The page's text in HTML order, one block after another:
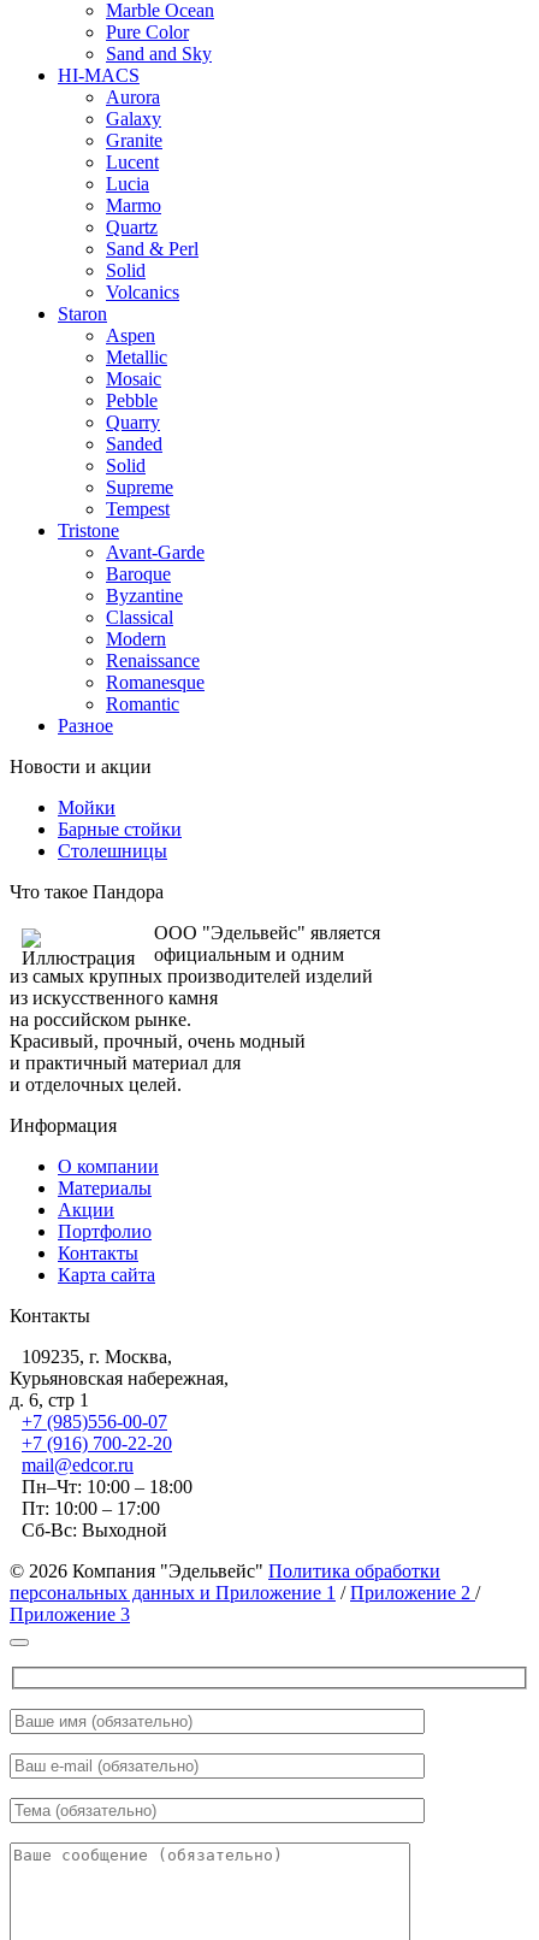
Marble Ocean
Pure Color
Sand and Sky
HI-MACS
Aurora
Galaxy
Granite
Lucent
Lucia
Marmo
Quartz
Sand & Perl
Solid
Volcanics
Staron
Aspen
Metallic
Mosaic
Pebble
Quarry
Sanded
Solid
Supreme
Tempest
Tristone
Avant-Garde
Baroque
Byzantine
Classical
Modern
Renaissance
Romanesque
Romantic
Разное
Новости и акции
Мойки
Барные стойки
Столешницы
Что такое Пандора
ООО "Эдельвейс" является
официальным и одним
из самых крупных производителей изделий
из искусственного камня
на российском рынке.
Красивый, прочный, очень модный
и практичный материал для
и отделочных целей.
Информация
О компании
Материалы
Акции
Портфолио
Контакты
Карта сайта
Контакты
109235, г. Москва,
Курьяновская набережная,
д. 6, стр 1
+7 (985)556-00-07
+7 (916) 700-22-20
mail@edcor.ru
Пн–Чт: 10:00 – 18:00
Пт: 10:00 – 17:00
Сб-Вс: Выходной
© 2026 Компания "Эдельвейс" Политика обработки
персональных данных и Приложение 1 /Приложение 2 /
Приложение 3